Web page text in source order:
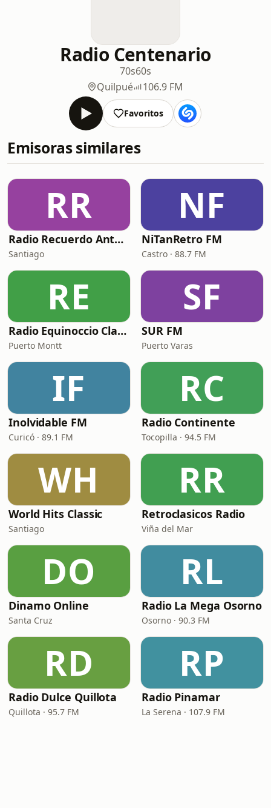
Radio Centenario
70s60s
Quilpué
106.9 FM
Favoritos
Emisoras similares
RR
Radio Recuerdo Antaño
Santiago
NF
NiTanRetro FM
Castro · 88.7 FM
RE
Radio Equinoccio Classic Pop Music
Puerto Montt
SF
SUR FM
Puerto Varas
IF
Inolvidable FM
Curicó · 89.1 FM
RC
Radio Continente
Tocopilla · 94.5 FM
WH
World Hits Classic
Santiago
RR
Retroclasicos Radio
Viña del Mar
DO
Dinamo Online
Santa Cruz
RL
Radio La Mega Osorno
Osorno · 90.3 FM
RD
Radio Dulce Quillota
Quillota · 95.7 FM
RP
Radio Pinamar
La Serena · 107.9 FM